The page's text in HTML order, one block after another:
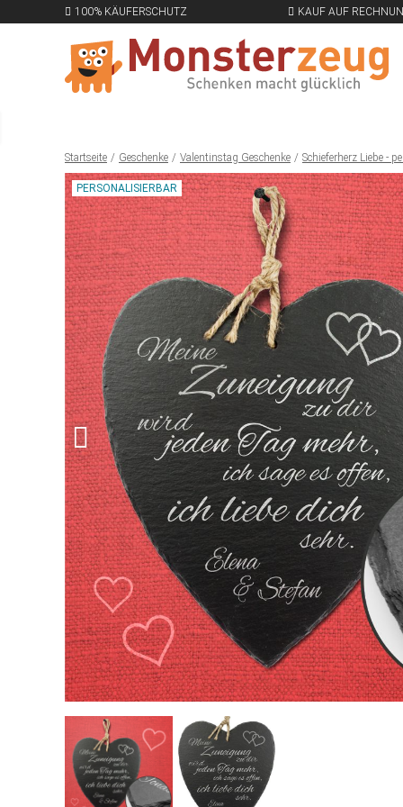
100% KÄUFERSCHUTZ KAUF AUF
Startseite Geschenke Valentinstag Geschenke Schieferherz Liebe -
PERSONALISIERBAR